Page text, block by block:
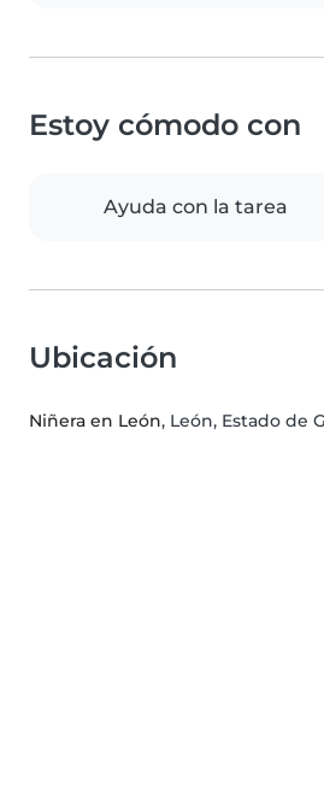
Estoy cómodo con
Ayuda con la tarea
Ubicación
Niñera en León, León, Estado de